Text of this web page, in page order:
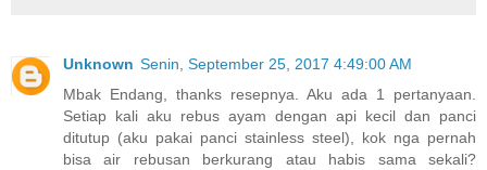
Unknown Senin, September 25, 2017 4:49:00 AM
Mbak Endang, thanks resepnya. Aku ada 1 pertanyaan.
Setiap kali aku rebus ayam dengan api kecil dan panci
ditutup (aku pakai panci stainless steel), kok nga pernah
bisa air rebusan berkurang atau habis sama sekali?